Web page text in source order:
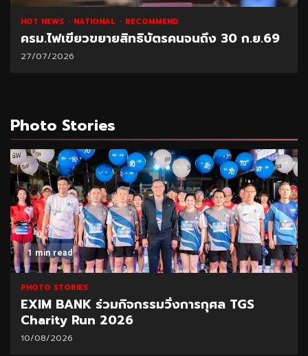
HOT NEWS NATIONAL RECOMMEND
ครม.ไฟเขียวขยายสิทธิบัตรคนจนถึง 30 ก.ย.69
27/07/2026
Photo Stories
1 min read
PHOTO STORIES
EXIM BANK ร่วมกิจกรรมวิ่งการกุศล TGS
Charity Run 2026
10/08/2026